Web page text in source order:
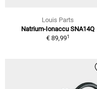
Louis Parts
Natrium-Ionaccu SNA14Q
€ 89,991